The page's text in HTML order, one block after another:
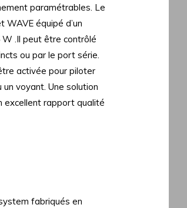
paramétrables. Le
équipé d’un
.Il peut être contrôlé
ou par le port série.
activée pour piloter
voyant. Une solution
excellent rapport qualité
fabriqués en